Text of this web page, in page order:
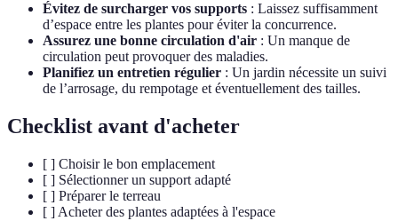
Évitez de surcharger vos supports : Laissez suffisamment
d’espace entre les plantes pour éviter la concurrence.
Assurez une bonne circulation d'air : Un manque de
circulation peut provoquer des maladies.
Planifiez un entretien régulier : Un jardin nécessite un suivi
de l’arrosage, du rempotage et éventuellement des tailles.
Checklist avant d'acheter
[ ] Choisir le bon emplacement
[ ] Sélectionner un support adapté
[ ] Préparer le terreau
[ ] Acheter des plantes adaptées à l'espace